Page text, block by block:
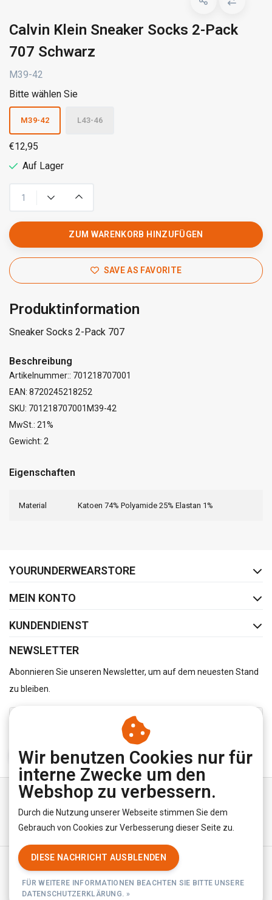
Calvin Klein Sneaker Socks 2-Pack
707 Schwarz
M39-42
Bitte wählen Sie
M39-42 L43-46
€12,95
Auf Lager
ZUM WARENKORB HINZUFÜGEN
SAVE AS FAVORITE
Produktinformation
Sneaker Socks 2-Pack 707
Beschreibung
Artikelnummer:: 701218707001
EAN: 8720245218252
SKU: 701218707001M39-42
MwSt.: 21%
Gewicht: 2
Eigenschaften
Material Katoen 74% Polyamide 25% Elastan 1%
YOURUNDERWEARSTORE
MEIN KONTO
KUNDENDIENST
NEWSLETTER
Abonnieren Sie unseren Newsletter, um auf dem neuesten Stand
zu bleiben.
ABONNIEREN
Allgemeine Geschäftsbedingungen Privacy Policy
© Copyright 2026 - YourUnderwearStore | Realisatie InStijl Media
Wir benutzen Cookies nur für
interne Zwecke um den
Webshop zu verbessern.
Durch die Nutzung unserer Webseite stimmen Sie dem
Gebrauch von Cookies zur Verbesserung dieser Seite zu.
DIESE NACHRICHT AUSBLENDEN
FÜR WEITERE INFORMATIONEN BEACHTEN SIE BITTE UNSERE
DATENSCHUTZERKLÄRUNG. »